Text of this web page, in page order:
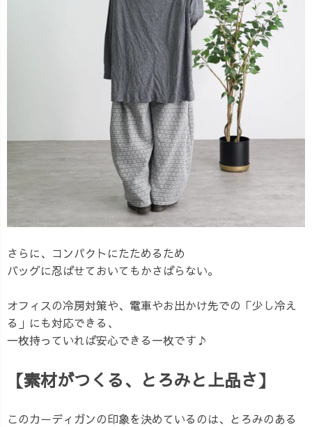
さらに、コンパクトにたためるため
バッグに忍ばせておいてもかさばらない。
オフィスの冷房対策や、電車やお出かけ先での「少し冷え
る」にも対応できる、
一枚持っていれば安心できる一枚です♪
【素材がつくる、とろみと上品さ】
このカーディガンの印象を決めているのは、とろみのある